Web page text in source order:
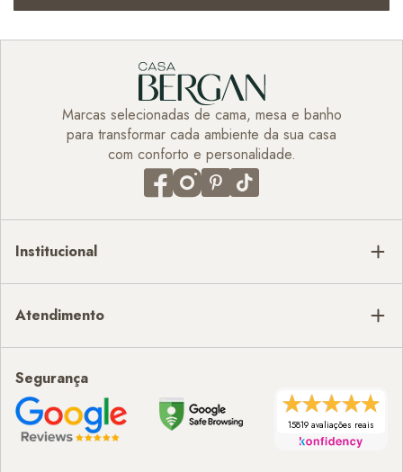
Marcas selecionadas de cama, mesa e banho
para transformar cada ambiente da sua casa
com conforto e personalidade.
Institucional
Atendimento
Segurança
15819 avaliações reais